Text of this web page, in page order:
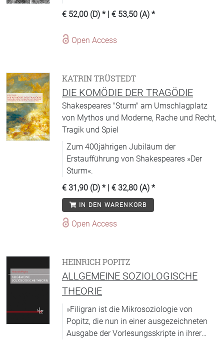
€ 52,00 (D) * | € 53,50 (A) *
Open Access
KATRIN TRÜSTEDT
DIE KOMÖDIE DER TRAGÖDIE
Shakespeares "Sturm" am Umschlagplatz
von Mythos und Moderne, Rache und Recht,
Tragik und Spiel
Zum 400jährigen Jubiläum der
Erstaufführung von Shakespeares »Der
Sturm«.
€ 31,90 (D) * | € 32,80 (A) *
IN DEN WARENKORB
Open Access
HEINRICH POPITZ
ALLGEMEINE SOZIOLOGISCHE
THEORIE
»Filigran ist die Mikrosoziologie von
Popitz, die nun in einer ausgezeichneten
Ausgabe der Vorlesungsskripte in ihrer